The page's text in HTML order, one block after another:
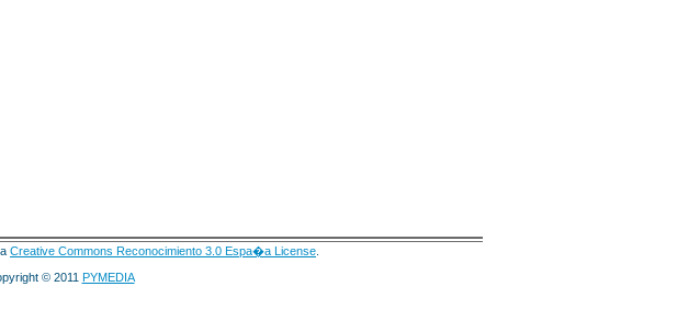
Creative Commons Reconocimiento 3.0 Espa�a License
© 2011 PYMEDIA